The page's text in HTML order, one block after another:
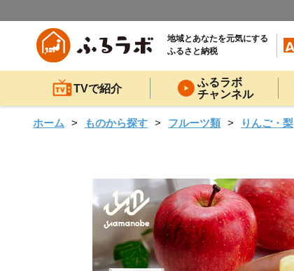
地域とあなたを元気にする
ふるさと納税
TVで紹介
ふるラボ
チャンネル
ホーム ものから探す フルーツ類 りんご・梨